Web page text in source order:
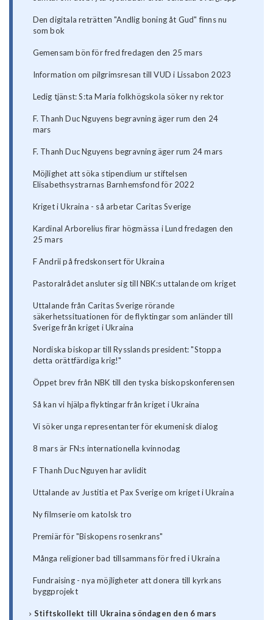
Den digitala reträtten "Andlig boning åt Gud" finns nu
som bok
Gemensam bön för fred fredagen den 25 mars
Information om pilgrimsresan till VUD i Lissabon 2023
Ledig tjänst: S:ta Maria folkhögskola söker ny rektor
F. Thanh Duc Nguyens begravning äger rum den 24
mars
F. Thanh Duc Nguyens begravning äger rum 24 mars
Möjlighet att söka stipendium ur stiftelsen
Elisabethsystrarnas Barnhemsfond för 2022
Kriget i Ukraina - så arbetar Caritas Sverige
Kardinal Arborelius firar högmässa i Lund fredagen den
25 mars
F Andrii på fredskonsert för Ukraina
Pastoralrådet ansluter sig till NBK:s uttalande om kriget
Uttalande från Caritas Sverige rörande
säkerhetssituationen för de flyktingar som anländer till
Sverige från kriget i Ukraina
Nordiska biskopar till Rysslands president: "Stoppa
detta orättfärdiga krig!"
Öppet brev från NBK till den tyska biskopskonferensen
Så kan vi hjälpa flyktingar från kriget i Ukraina
Vi söker unga representanter för ekumenisk dialog
8 mars är FN:s internationella kvinnodag
F Thanh Duc Nguyen har avlidit
Uttalande av Justitia et Pax Sverige om kriget i Ukraina
Ny filmserie om katolsk tro
Premiär för "Biskopens rosenkrans"
Många religioner bad tillsammans för fred i Ukraina
Fundraising - nya möjligheter att donera till kyrkans
byggprojekt
Stiftskollekt till Ukraina söndagen den 6 mars